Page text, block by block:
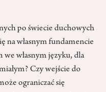
po świecie duchowych
na własnym fundamencie
własnym języku, dla
Czy wejście do
ograniczać się